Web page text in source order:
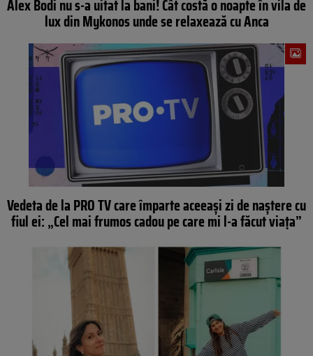
Alex Bodi nu s-a uitat la bani! Cât costă o noapte în vila de
lux din Mykonos unde se relaxează cu Anca
Vedeta de la PRO TV care împarte aceeași zi de naștere cu
fiul ei: „Cel mai frumos cadou pe care mi l-a făcut viața”